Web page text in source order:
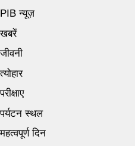
PIB न्यूज़
खबरें
जीवनी
त्योहार
परीक्षाए
पर्यटन स्थल
महत्वपूर्ण दिन